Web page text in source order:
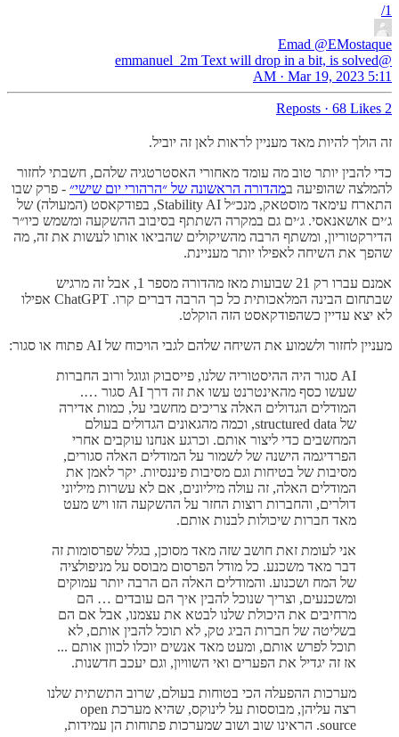
1/
Emad @EMostaque
@emmanuel_2m Text will drop in a bit, is solved
5:11 AM · Mar 19, 2023
2 Reposts
· 68 Likes
זה הולך להיות מאד מעניין לראות לאן זה יוביל.
כדי להבין יותר טוב מה עומד מאחורי האסטרטגיה שלהם, חשבתי לחזור
להמלצה שהופיעה במהדורה הראשונה של ״הרהורי יום שישי״ - פרק שבו
התארח עימאד מוסטאק, מנכ״ל Stability AI, בפודקאסט (המעולה) של
ג׳ים אושאנאסי. ג׳ים גם במקרה השתתף בסיבוב ההשקעה ומשמש כיו״ר
הדירקטוריון, ומשתף הרבה מהשיקולים שהביאו אותו לעשות את זה, מה
שהפך את השיחה לאפילו יותר מעניינת.
אמנם עברו רק 21 שבועות מאז מהדורה מספר 1, אבל זה מרגיש
שבתחום הבינה המלאכותית כל כך הרבה דברים קרו. ChatGPT אפילו
לא יצא עדיין כשהפודקאסט הזה הוקלט.
מעניין לחזור ולשמוע את השיחה שלהם לגבי הויכוח של AI פתוח או סגור:
AI סגור היה ההיסטוריה שלנו, פייסבוק וגוגל ורוב החברות
שעשו כסף מהאינטרנט עשו את זה דרך AI סגור ….
המודלים הגדולים האלה צריכים מחשבי על, כמות אדירה
של structured data, וכמה מהגאונים הגדולים בעולם
המחשבים כדי ליצור אותם. וכרגע אנחנו עוקבים אחרי
הפרדיגמה הישנה של לשמור על המודלים האלה סגורים,
מסיבות של בטיחות וגם מסיבות פיננסיות. יקר לאמן את
המודלים האלה, זה עולה מיליונים, אם לא עשרות מיליוני
דולרים, והחברות רוצות החזר על ההשקעה הזו ויש מעט
מאד חברות שיכולות לבנות אותם.
אני לעומת זאת חושב שזה מאד מסוכן, בגלל שפרסומות זה
דבר מאד משכנע. כל מודל הפרסום מבוסס על מניפולציה
של המח ושכנוע. והמודלים האלה הם הרבה יותר עמוקים
ומשכנעים, וצריך שנוכל להבין איך הם עובדים … הם
מרחיבים את היכולת שלנו לבטא את עצמנו, אבל אם הם
בשליטה של חברות הביג טק, לא תוכל להבין אותם, לא
תוכל לפרש אותם, ומעט מאד אנשים יוכלו לכוון אותם ...
אז זה יגדיל את הפערים ואי השוויון, וגם יעכב חדשנות.
מערכות ההפעלה הכי בטוחות בעולם, שרוב התשתית שלנו
רצה עליהן, מבוססות על לינוקס, שהיא מערכת open
source. הראינו שוב ושוב שמערכות פתוחות הן עמידות,